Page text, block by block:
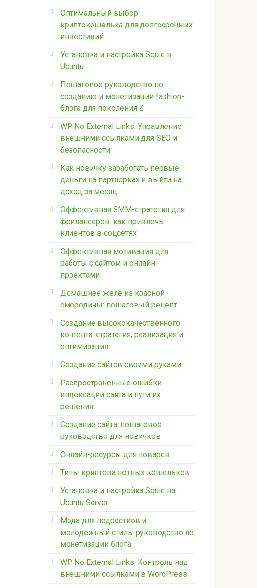
Оптимальный выбор
криптокошелька для долгосрочных
инвестиций
Установка и настройка Squid в
Ubuntu
Пошаговое руководство по
созданию и монетизации fashion-
блога для поколения Z
WP No External Links: Управление
внешними ссылками для SEO и
безопасности
Как новичку заработать первые
деньги на партнерках и выйти на
доход за месяц
Эффективная SMM-стратегия для
фрилансеров: как привлечь
клиентов в соцсетях
Эффективная мотивация для
работы с сайтом и онлайн-
проектами
Домашнее желе из красной
смородины: пошаговый рецепт
Создание высококачественного
контента: стратегия, реализация и
оптимизация
Создание сайтов своими руками
Распространенные ошибки
индексации сайта и пути их
решения
Создание сайта: пошаговое
руководство для новичков
Онлайн-ресурсы для поваров
Типы криптовалютных кошельков
Установка и настройка Squid на
Ubuntu Server
Мода для подростков и
молодежный стиль: руководство по
монетизации блога
WP No External Links: Контроль над
внешними ссылками в WordPress